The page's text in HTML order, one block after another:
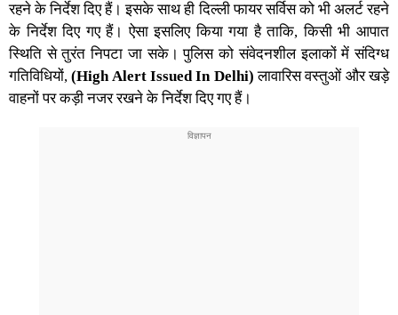
रहने के निर्देश दिए हैं। इसके साथ ही दिल्ली फायर सर्विस को भी अलर्ट रहने
के निर्देश दिए गए हैं। ऐसा इसलिए किया गया है ताकि, किसी भी आपात
स्थिति से तुरंत निपटा जा सके। पुलिस को संवेदनशील इलाकों में संदिग्ध
गतिविधियों,(High Alert Issued In Delhi)लावारिस वस्तुओं और खड़े
वाहनों पर कड़ी नजर रखने के निर्देश दिए गए हैं।